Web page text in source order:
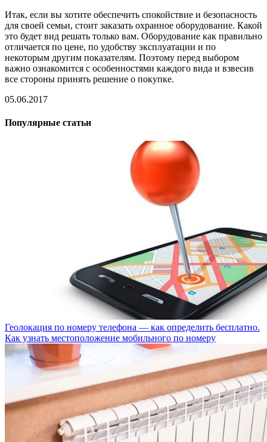
Итак, если вы хотите обеспечить спокойствие и безопасность
для своей семьи, стоит заказать охранное оборудование. Какой
это будет вид решать только вам. Оборудование как правильно
отличается по цене, по удобству эксплуатации и по
некоторым другим показателям. Поэтому перед выбором
важно ознакомится с особенностями каждого вида и взвесив
все стороны принять решение о покупке.
05.06.2017
Популярные статьи
Геолокация по номеру телефона — как определить бесплатно.
Как узнать местоположение мобильного по номеру